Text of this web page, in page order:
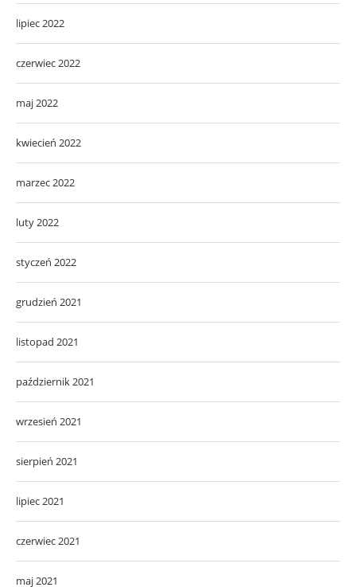
lipiec 2022
czerwiec 2022
maj 2022
kwiecień 2022
marzec 2022
luty 2022
styczeń 2022
grudzień 2021
listopad 2021
październik 2021
wrzesień 2021
sierpień 2021
lipiec 2021
czerwiec 2021
maj 2021